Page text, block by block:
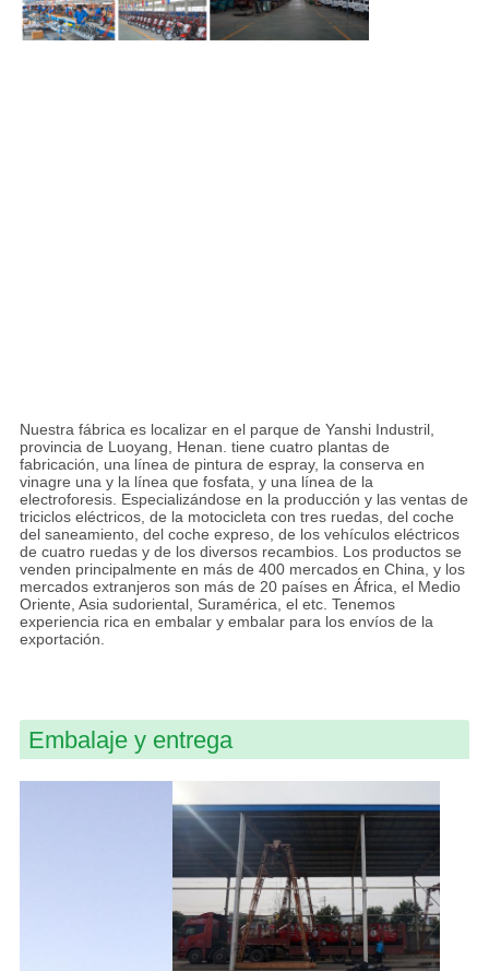
Nuestra fábrica es localizar en el parque de Yanshi Industril,
provincia de Luoyang, Henan. tiene cuatro plantas de
fabricación, una línea de pintura de espray, la conserva en
vinagre una y la línea que fosfata, y una línea de la
electroforesis. Especializándose en la producción y las ventas de
triciclos eléctricos, de la motocicleta con tres ruedas, del coche
del saneamiento, del coche expreso, de los vehículos eléctricos
de cuatro ruedas y de los diversos recambios. Los productos se
venden principalmente en más de 400 mercados en China, y los
mercados extranjeros son más de 20 países en África, el Medio
Oriente, Asia sudoriental, Suramérica, el etc. Tenemos
experiencia rica en embalar y embalar para los envíos de la
exportación.
Embalaje y entrega